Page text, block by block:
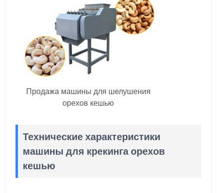
Продажа машины для шелушения
орехов кешью
Технические характеристики
машины для крекинга орехов
кешью